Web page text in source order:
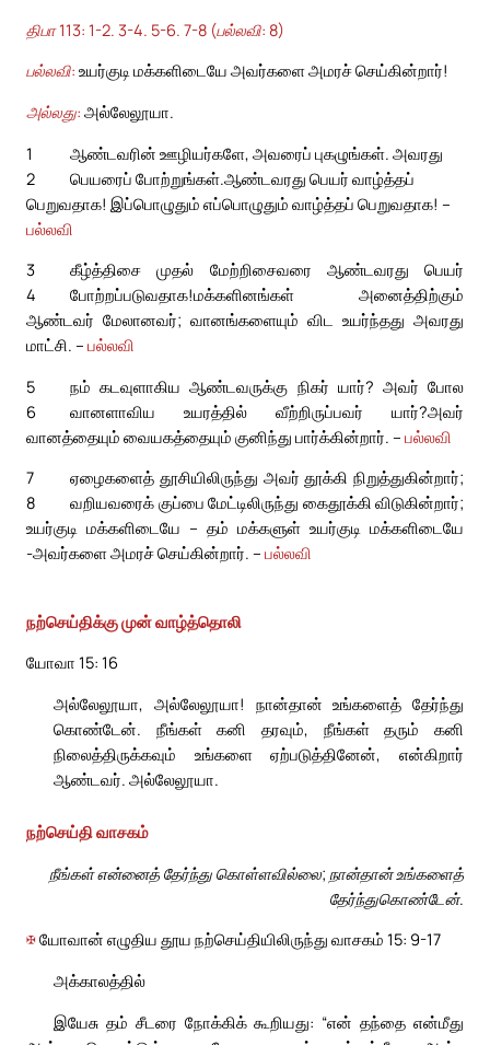
திபா 113: 1-2. 3-4. 5-6. 7-8 (பல்லவி: 8)
பல்லவி: உயர்குடி மக்களிடையே அவர்களை அமரச் செய்கின்றார்!
அல்லது: அல்லேலூயா.
1
ஆண்டவரின் ஊழியர்களே, அவரைப் புகழுங்கள். அவரது
பெயரைப் போற்றுங்கள்.
2
ஆண்டவரது பெயர் வாழ்த்தப்
பெறுவதாக! இப்பொழுதும் எப்பொழுதும் வாழ்த்தப் பெறுவதாக! –
பல்லவி
3
கீழ்த்திசை முதல் மேற்றிசைவரை ஆண்டவரது பெயர்
போற்றப்படுவதாக!
4
மக்களினங்கள் அனைத்திற்கும்
ஆண்டவர் மேலானவர்; வானங்களையும் விட உயர்ந்தது அவரது
மாட்சி. – பல்லவி
5
நம் கடவுளாகிய ஆண்டவருக்கு நிகர் யார்? அவர் போல
வானளாவிய உயரத்தில் வீற்றிருப்பவர் யார்?
6
அவர்
வானத்தையும் வையகத்தையும் குனிந்து பார்க்கின்றார். – பல்லவி
7
ஏழைகளைத் தூசியிலிருந்து அவர் தூக்கி நிறுத்துகின்றார்;
வறியவரைக் குப்பை மேட்டிலிருந்து கைதூக்கி விடுகின்றார்;
8
உயர்குடி மக்களிடையே – தம் மக்களுள் உயர்குடி மக்களிடையே
-அவர்களை அமரச் செய்கின்றார். – பல்லவி
நற்செய்திக்கு முன் வாழ்த்தொலி
யோவா 15: 16
அல்லேலூயா, அல்லேலூயா! நான்தான் உங்களைத் தேர்ந்து
கொண்டேன். நீங்கள் கனி தரவும், நீங்கள் தரும் கனி
நிலைத்திருக்கவும் உங்களை ஏற்படுத்தினேன், என்கிறார்
ஆண்டவர். அல்லேலூயா.
நற்செய்தி வாசகம்
நீங்கள் என்னைத் தேர்ந்து கொள்ளவில்லை; நான்தான் உங்களைத்
தேர்ந்துகொண்டேன்.
✠யோவான் எழுதிய தூய நற்செய்தியிலிருந்து வாசகம் 15: 9-17
அக்காலத்தில்
இயேசு தம் சீடரை நோக்கிக் கூறியது: “என் தந்தை என்மீது